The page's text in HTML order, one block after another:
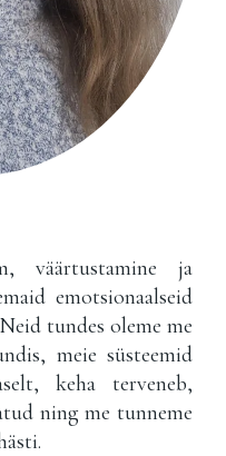
väärtustamine ja
emotsionaalseid
tundes oleme me
meie süsteemid
keha terveneb,
ning me tunneme